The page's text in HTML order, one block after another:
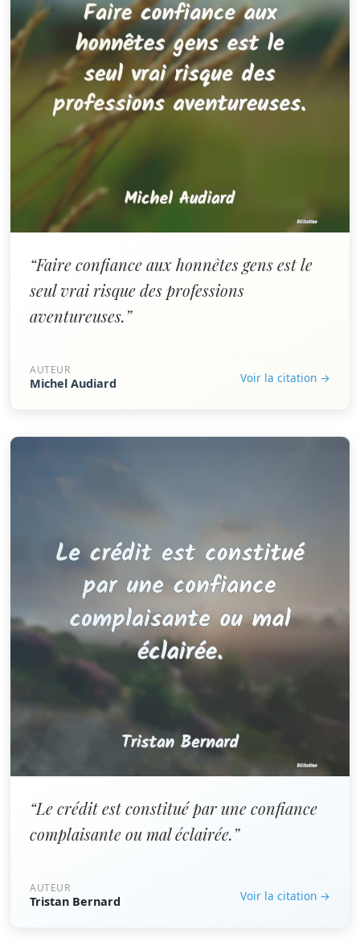
“Faire confiance aux honnêtes gens est le
seul vrai risque des professions
aventureuses.”
AUTEUR
Michel Audiard Voir la citation →
“Le crédit est constitué par une confiance
complaisante ou mal éclairée.”
AUTEUR
Tristan Bernard Voir la citation →